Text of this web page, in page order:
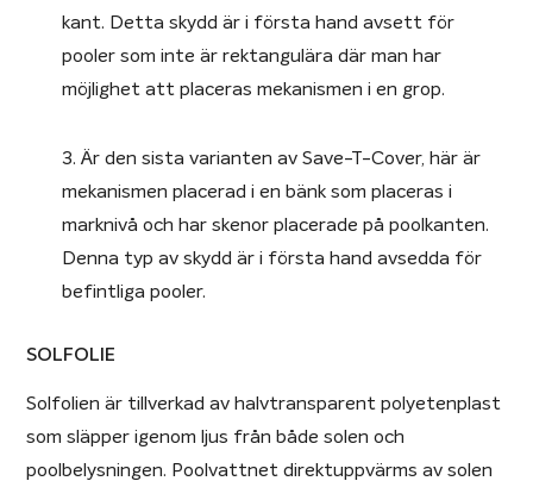
kant. Detta skydd är i första hand avsett för
pooler som inte är rektangulära där man har
möjlighet att placeras mekanismen i en grop.
3. Är den sista varianten av Save-T-Cover, här är
mekanismen placerad i en bänk som placeras i
marknivå och har skenor placerade på poolkanten.
Denna typ av skydd är i första hand avsedda för
befintliga pooler.
SOLFOLIE
Solfolien är tillverkad av halvtransparent polyetenplast
som släpper igenom ljus från både solen och
poolbelysningen. Poolvattnet direktuppvärms av solen